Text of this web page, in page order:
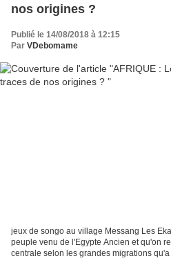
nos origines ?
Publié le 14/08/2018 à 12:15
Par VDebomame
jeux de songo au village Messang Les
peuple venu de l'Egypte Ancien et qu'on
centrale selon les grandes migrations